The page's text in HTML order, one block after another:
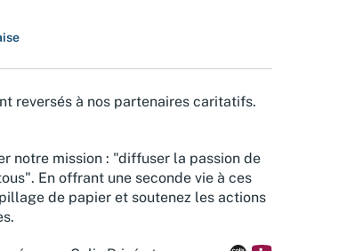
reversés à nos partenaires caritatifs.
notre mission : "diffuser la passion de
En offrant une seconde vie à ces
de papier et soutenez les actions